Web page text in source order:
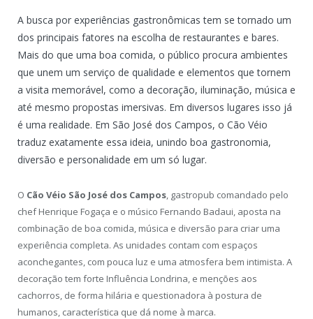
A busca por experiências gastronômicas tem se tornado um
dos principais fatores na escolha de restaurantes e bares.
Mais do que uma boa comida, o público procura ambientes
que unem um serviço de qualidade e elementos que tornem
a visita memorável, como a decoração, iluminação, música e
até mesmo propostas imersivas. Em diversos lugares isso já
é uma realidade. Em São José dos Campos, o Cão Véio
traduz exatamente essa ideia, unindo boa gastronomia,
diversão e personalidade em um só lugar.
O Cão Véio São José dos Campos, gastropub comandado pelo
chef Henrique Fogaça e o músico Fernando Badaui, aposta na
combinação de boa comida, música e diversão para criar uma
experiência completa. As unidades contam com espaços
aconchegantes, com pouca luz e uma atmosfera bem intimista. A
decoração tem forte Influência Londrina, e menções aos
cachorros, de forma hilária e questionadora à postura de
humanos, característica que dá nome à marca.